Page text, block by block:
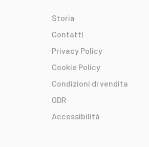
Storia
Contatti
Privacy Policy
Cookie Policy
Condizioni di vendita
ODR
Accessibilità